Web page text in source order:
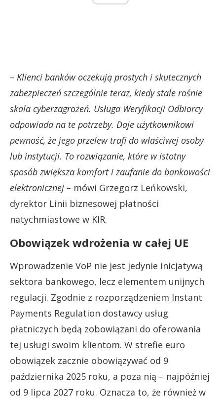
– Klienci banków oczekują prostych i skutecznych
zabezpieczeń szczególnie teraz, kiedy stale rośnie
skala cyberzagrożeń. Usługa Weryfikacji Odbiorcy
odpowiada na te potrzeby. Daje użytkownikowi
pewność, że jego przelew trafi do właściwej osoby
lub instytucji. To rozwiązanie, które w istotny
sposób zwiększa komfort i zaufanie do bankowości
elektronicznej – mówi Grzegorz Leńkowski,
dyrektor Linii biznesowej płatności
natychmiastowe w KIR.
Obowiązek wdrożenia w całej UE
Wprowadzenie VoP nie jest jedynie inicjatywą
sektora bankowego, lecz elementem unijnych
regulacji. Zgodnie z rozporządzeniem Instant
Payments Regulation dostawcy usług
płatniczych będą zobowiązani do oferowania
tej usługi swoim klientom. W strefie euro
obowiązek zacznie obowiązywać od 9
października 2025 roku, a poza nią – najpóźniej
od 9 lipca 2027 roku. Oznacza to, że również w